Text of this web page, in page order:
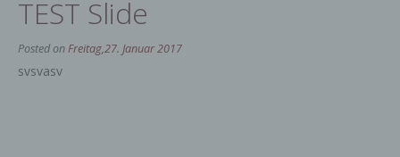
TEST Slide
Posted onFreitag,27. Januar 2017
svsvasv